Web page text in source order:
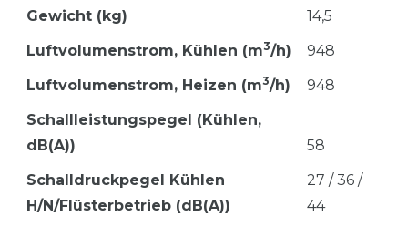
Gewicht (kg)
14,5
Luftvolumenstrom, Kü hlen (m3/h)
948
Luftvolumenstrom, Heizen (m3/h)
948
Schallleistungspegel (Kühlen,
dB(A))
58
Schalldruckpegel Kühlen
H/N/Flüsterbetrieb (dB(A))
27 / 36 /
44